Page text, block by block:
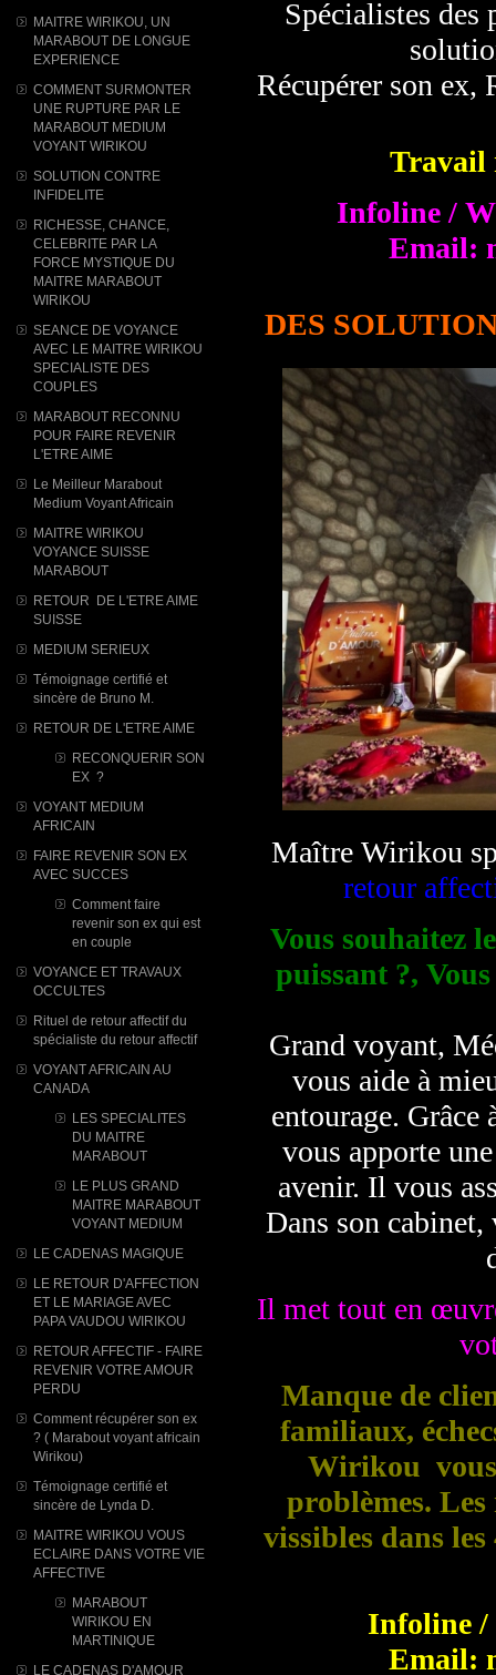
MAITRE WIRIKOU, UN
MARABOUT DE LONGUE
EXPERIENCE
COMMENT SURMONTER
UNE RUPTURE PAR LE
MARABOUT MEDIUM
VOYANT WIRIKOU
SOLUTION CONTRE
INFIDELITE
RICHESSE, CHANCE,
CELEBRITE PAR LA
FORCE MYSTIQUE DU
MAITRE MARABOUT
WIRIKOU
SEANCE DE VOYANCE
AVEC LE MAITRE WIRIKOU
SPECIALISTE DES
COUPLES
MARABOUT RECONNU
POUR FAIRE REVENIR
L'ETRE AIME
Le Meilleur Marabout
Medium Voyant Africain
MAITRE WIRIKOU
VOYANCE SUISSE
MARABOUT
RETOUR DE L'ETRE AIME
SUISSE
MEDIUM SERIEUX
Témoignage certifié et
sincère de Bruno M.
RETOUR DE L'ETRE AIME
RECONQUERIR SON
EX ?
VOYANT MEDIUM
AFRICAIN
FAIRE REVENIR SON EX
AVEC SUCCES
Comment faire
revenir son ex qui est
en couple
VOYANCE ET TRAVAUX
OCCULTES
Rituel de retour affectif du
spécialiste du retour affectif
VOYANT AFRICAIN AU
CANADA
LES SPECIALITES
DU MAITRE
MARABOUT
LE PLUS GRAND
MAITRE MARABOUT
VOYANT MEDIUM
LE CADENAS MAGIQUE
LE RETOUR D'AFFECTION
ET LE MARIAGE AVEC
PAPA VAUDOU WIRIKOU
RETOUR AFFECTIF - FAIRE
REVENIR VOTRE AMOUR
PERDU
Comment récupérer son ex
? ( Marabout voyant africain
Wirikou)
Témoignage certifié et
sincère de Lynda D.
MAITRE WIRIKOU VOUS
ECLAIRE DANS VOTRE VIE
AFFECTIVE
MARABOUT
WIRIKOU ​EN
MARTINIQUE
LE CADENAS D'AMOUR
Spécialistes des
Récupérer son
Travail
Infoline /
Email:
DES
Maître Wirikou
retour
Vous souhaitez
puissant ?,
Grand voyant,
vous aide à
entourage. Grâce
vous apporte
avenir. Il vous
Dans son
Il met tout en
Manque de
familiaux,
Wirikou vous
problèmes.
vissibles dans
Infoline /
Email: